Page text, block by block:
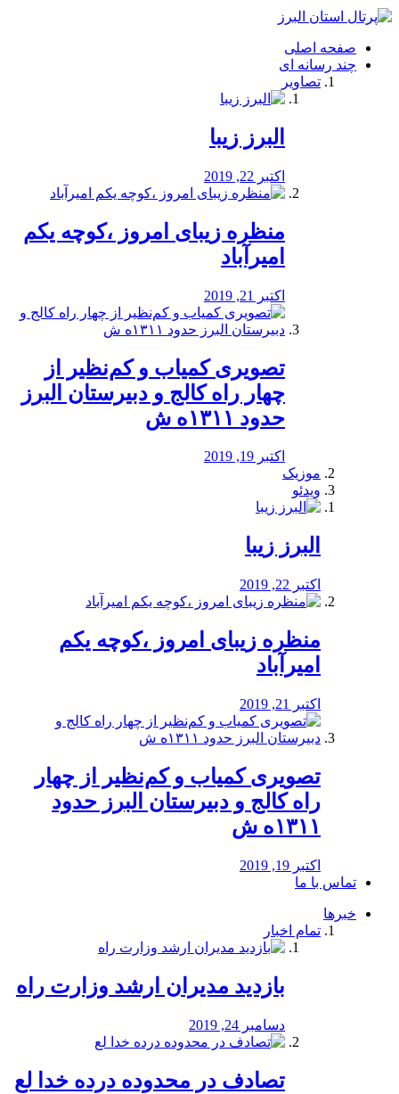
فصد
شرق
تهران
خشکشویی
صفحه اصلی
چند رسانه ای
تصاویر
البرز زیبا
اکتبر 22, 2019
منظره‌‌ زیبای امروز ،کوچه یکم
امیرآباد
اکتبر 21, 2019
️تصویری کمیاب و کم‌نظیر از
چهار راه كالج و دبيرستان البرز
حدود ۱۳۱۱ه ش
اکتبر 19, 2019
موزیک
ویدئو
البرز زیبا
اکتبر 22, 2019
منظره‌‌ زیبای امروز ،کوچه یکم
امیرآباد
اکتبر 21, 2019
️تصویری کمیاب و کم‌نظیر از چهار
راه كالج و دبيرستان البرز حدود
۱۳۱۱ه ش
اکتبر 19, 2019
تماس با ما
خبرها
تمام اخبار
بازدید مدیران ارشد وزارت راه
دسامبر 24, 2019
تصادف در محدوده درده خدا لع